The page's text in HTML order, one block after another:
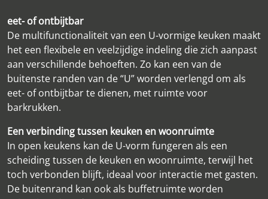
eet- of ontbijtbar
De multifunctionaliteit van een U-vormige keuken maakt
het een flexibele en veelzijdige indeling die zich aanpast
aan verschillende behoeften. Zo kan een van de
buitenste randen van de “U” worden verlengd om als
eet- of ontbijtbar te dienen, met ruimte voor
barkrukken.
Een verbinding tussen keuken en woonruimte
In open keukens kan de U-vorm fungeren als een
scheiding tussen de keuken en woonruimte, terwijl het
toch verbonden blijft, ideaal voor interactie met gasten.
De buitenrand kan ook als buffetruimte worden